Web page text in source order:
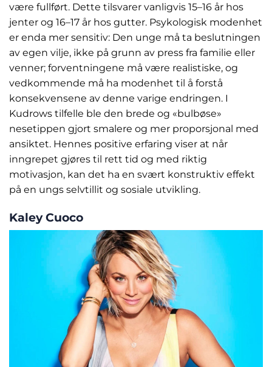
være fullført. Dette tilsvarer vanligvis 15–16 år hos
jenter og 16–17 år hos gutter. Psykologisk modenhet
er enda mer sensitiv: Den unge må ta beslutningen
av egen vilje, ikke på grunn av press fra familie eller
venner; forventningene må være realistiske, og
vedkommende må ha modenhet til å forstå
konsekvensene av denne varige endringen. I
Kudrows tilfelle ble den brede og «bulbøse»
nesetippen gjort smalere og mer proporsjonal med
ansiktet. Hennes positive erfaring viser at når
inngrepet gjøres til rett tid og med riktig
motivasjon, kan det ha en svært konstruktiv effekt
på en ungs selvtillit og sosiale utvikling.
Kaley Cuoco